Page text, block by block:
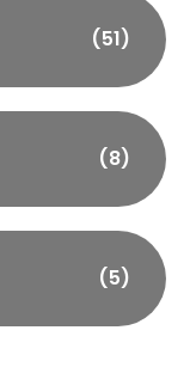
(51)
(8)
(5)